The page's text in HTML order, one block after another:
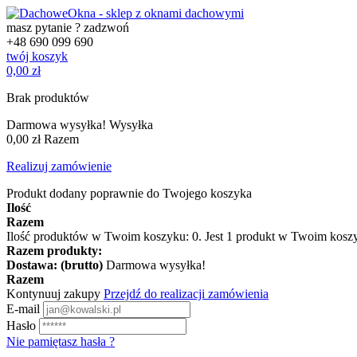
masz pytanie ? zadzwoń
+48 690 099 690
twój koszyk
0,00 zł
Brak produktów
Darmowa wysyłka! Wysyłka
0,00 zł Razem
Realizuj zamówienie
Produkt dodany poprawnie do Twojego koszyka
Ilość
Razem
Ilość produktów w Twoim koszyku: 0. Jest 1 produkt w Twoim
Razem produkty:
Dostawa: (brutto) Darmowa wysyłka!
Razem
Kontynuuj zakupy Przejdź do realizacji zamówienia
E-mail
Hasło
Nie pamiętasz hasła ?